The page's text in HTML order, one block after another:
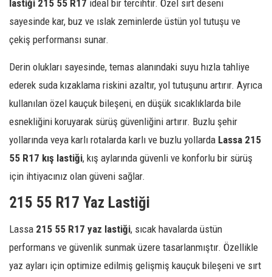
lastiği 215 55 R17 ideal bir tercihtir. Özel sırt deseni
sayesinde kar, buz ve ıslak zeminlerde üstün yol tutuşu ve
çekiş performansı sunar.
Derin olukları sayesinde, temas alanındaki suyu hızla tahliye
ederek suda kızaklama riskini azaltır, yol tutuşunu artırır. Ayrıca
kullanılan özel kauçuk bileşeni, en düşük sıcaklıklarda bile
esnekliğini koruyarak sürüş güvenliğini artırır. Buzlu şehir
yollarında veya karlı rotalarda karlı ve buzlu yollarda Lassa 215
55 R17 kış lastiği, kış aylarında güvenli ve konforlu bir sürüş
için ihtiyacınız olan güveni sağlar.
215 55 R17 Yaz Lastiği
Lassa 215 55 R17 yaz lastiği, sıcak havalarda üstün
performans ve güvenlik sunmak üzere tasarlanmıştır. Özellikle
yaz ayları için optimize edilmiş gelişmiş kauçuk bileşeni ve sırt